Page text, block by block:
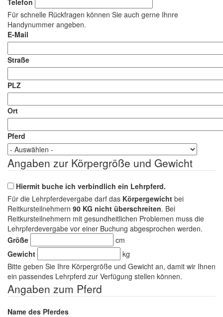
Telefon
Für schnelle Rückfragen können Sie auch gerne Ihnre
Handynummer angeben.
E-Mail
Straße
PLZ
Ort
Pferd
Angaben zur Körpergröße und Gewicht
Hiermit buche ich verbindlich ein Lehrpferd.
Für die Lehrpferdevergabe darf das Körpergewicht bei
Reitkursteilnehmern 90 KG nicht überschreiten. Bei
Reitkursteilnehmern mit gesundheitlichen Problemen muss die
Lehrpferdevergabe vor einer Buchung abgesprochen werden.
Größe
cm
Gewicht
kg
Bitte geben Sie Ihre Körpergröße und Gewicht an, damit wir Ihnen
ein passendes Lehrpferd zur Verfügung stellen können.
Angaben zum Pferd
Name des Pferdes